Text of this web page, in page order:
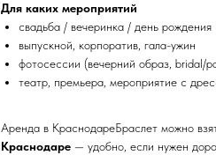
Для каких мероприятий
свадьба / вечеринка / день рождения
выпускной, корпоратив, гала-ужин
фотосессии (вечерний образ, bridal/
театр, премьера, мероприятие с
Аренда в КраснодареБраслет можно
Краснодаре — удобно, если нужен